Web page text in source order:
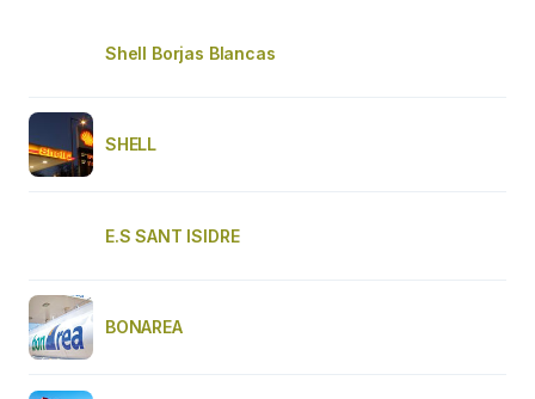
Shell Borjas Blancas
SHELL
E.S SANT ISIDRE
BONAREA